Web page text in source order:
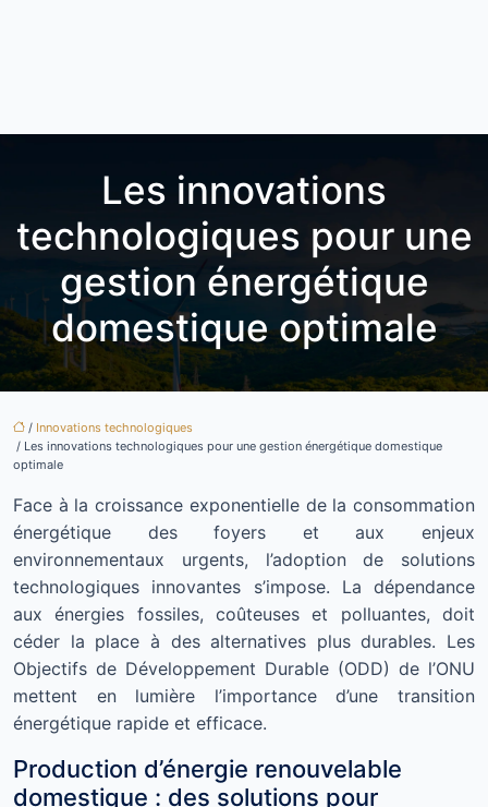
Les innovations
technologiques pour une
gestion énergétique
domestique optimale
/ Innovations technologiques
/ Les innovations technologiques pour une gestion énergétique domestique
optimale
Face à la croissance exponentielle de la consommation
énergétique des foyers et aux enjeux
environnementaux urgents, l’adoption de solutions
technologiques innovantes s’impose. La dépendance
aux énergies fossiles, coûteuses et polluantes, doit
céder la place à des alternatives plus durables. Les
Objectifs de Développement Durable (ODD) de l’ONU
mettent en lumière l’importance d’une transition
énergétique rapide et efficace.
Production d’énergie renouvelable
domestique : des solutions pour